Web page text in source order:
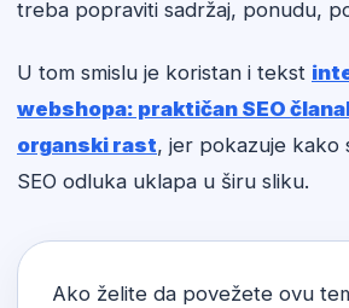
treba popraviti sadržaj, ponudu,
U tom smislu je koristan i tekst
webshopa: praktičan SEO
organski rast, jer pokazuje kako
SEO odluka uklapa u širu sliku.
Ako želite da povežete ovu